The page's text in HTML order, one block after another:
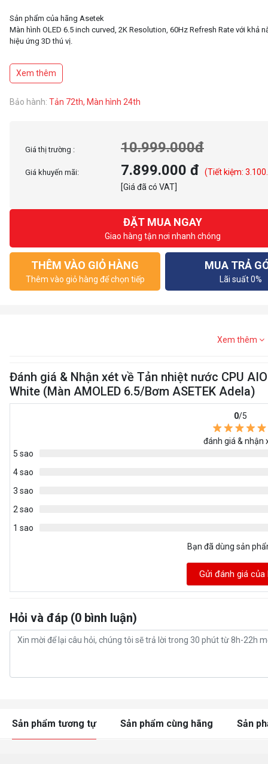
Sản phẩm của hãng Asetek
Màn hình OLED 6.5 inch curved, 2K Resolution, 60Hz Refresh Rate với khả
hiệu ứng 3D thú vị.
ROTA ARCB Fans: Default lighting preJets, OTA updates supported,
control.
Quạt tích hợp ARGB GEN2 LEDs với công nghệ Fluid Dynamic 8earing
tăng độ bền và cho phép người dùng tùy chỉnh hiệu ứng ánh sáng.
Xem thêm
Bảo hành: Tản 72th, Màn hình 24th
Giá thị trường : 10.999.000đ
Giá khuyến mãi: 7.899.000 đ
(Tiết kiệm:
[Giá đã có VAT]
ĐẶT MUA NGAY
Giao hàng tận nơi nhanh chóng
THÊM VÀO GIỎ HÀNG
Thêm vào giỏ hàng để chọn tiếp
MUA TRẢ
Lãi suất 0%
Xem thêm
Đánh giá & Nhận xét về Tản nhiệt nước CPU
White (Màn AMOLED 6.5/Bơm ASETEK Adela)
0/5
đánh giá & nhận
5 sao
4 sao
3 sao
2 sao
1 sao
Bạn đã dùng sản
Gửi đánh giá của
Hỏi và đáp (0 bình luận)
Sản phẩm tương tự Sản phẩm cùng hãng Sản